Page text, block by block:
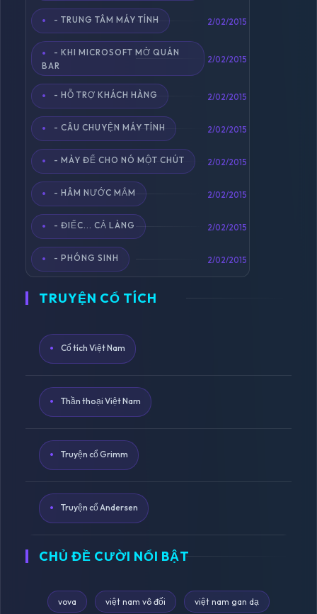
- TRUNG TÂM MÁY TÍNH 2/02/2015
- KHI MICROSOFT MỞ QUÁN
BAR
2/02/2015
- HỖ TRỢ KHÁCH HÀNG 2/02/2015
- CÂU CHUYỆN MÁY TÍNH 2/02/2015
- MÀY ĐỂ CHO NÓ MỘT CHÚT 2/02/2015
- HÂM NƯỚC MẮM 2/02/2015
- ĐIẾC... CẢ LÀNG 2/02/2015
- PHÓNG SINH 2/02/2015
TRUYỆN CỔ TÍCH
Cổ tích Việt Nam
Thần thoại Việt Nam
Truyện cổ Grimm
Truyện cổ Andersen
CHỦ ĐỀ CƯỜI NỔI BẬT
vova việt nam vô đối việt nam gan dạ